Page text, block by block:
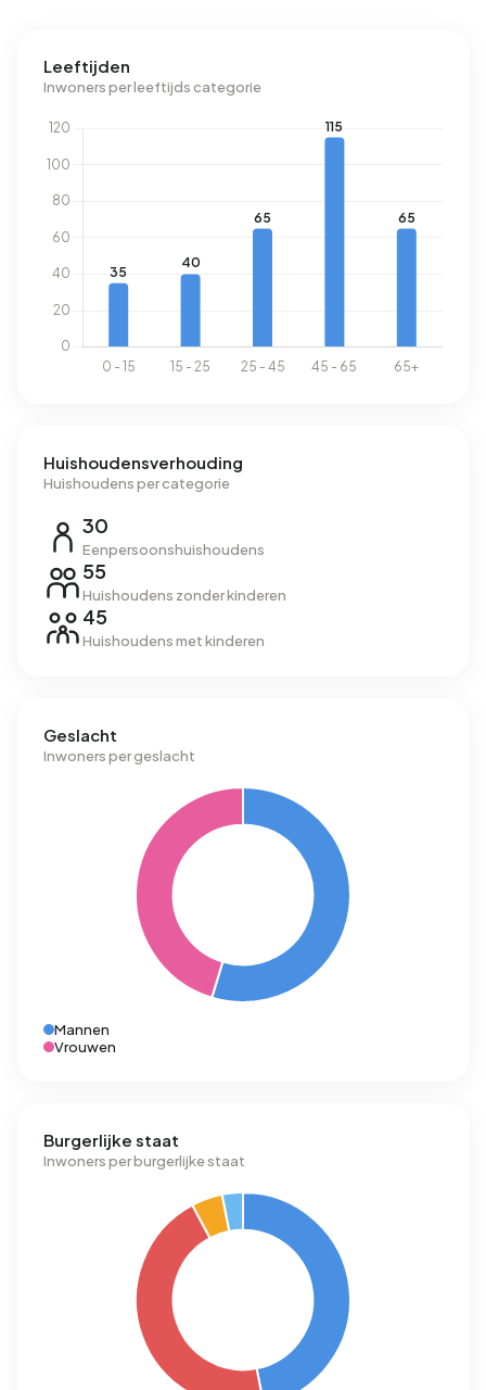
1.960 m³ per jaar 53% boven het landelijke gemiddelde
van 1.280 m³.
Leeftijden
Inwoners per leeftijds categorie
Huishoudensverhouding
Huishoudens per categorie
30
Eenpersoonshuishoudens
55
Huishoudens zonder kinderen
45
Huishoudens met kinderen
Geslacht
Inwoners per geslacht
Mannen
Vrouwen
Burgerlijke staat
Inwoners per burgerlijke staat